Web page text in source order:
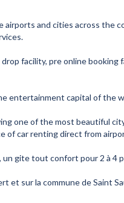
and cities across the
facility, pre online booking
entertainment capital of the
one of the most beautiful
of car renting direct from
un gite tout confort pour 2 à 4
et sur la commune de Saint